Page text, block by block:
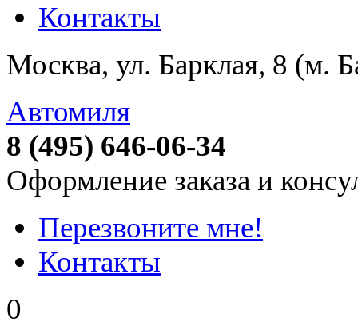
Контакты
Москва, ул. Барклая, 8 (м.
Автомиля
8 (495) 646-06-34
Оформление заказа и
Перезвоните мне!
Контакты
0